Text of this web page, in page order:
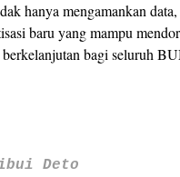
hanya mengamankan
baru yang mampu
bagi seluruh
Deto